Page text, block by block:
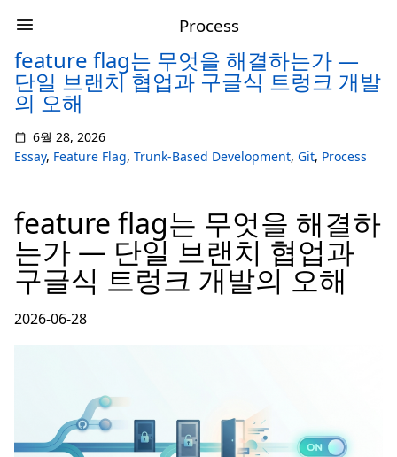
Process
feature flag는 무엇을 해결하는가 —
단일 브랜치 협업과 구글식 트렁크 개발
의 오해
6월 28, 2026
Essay, Feature Flag, Trunk-Based Development, Git, Process
feature flag는 무엇을 해결하
는가 — 단일 브랜치 협업과
구글식 트렁크 개발의 오해
2026-06-28